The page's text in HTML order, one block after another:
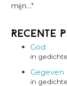
mijn…"
Recente
God
in
Gegeven
in